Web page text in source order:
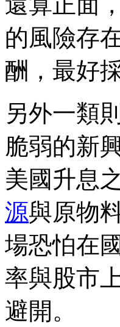
的風險存
酬，最好
另外一類
脆弱的新
美國升息
源與原物
場恐怕在
率與股市
避開。